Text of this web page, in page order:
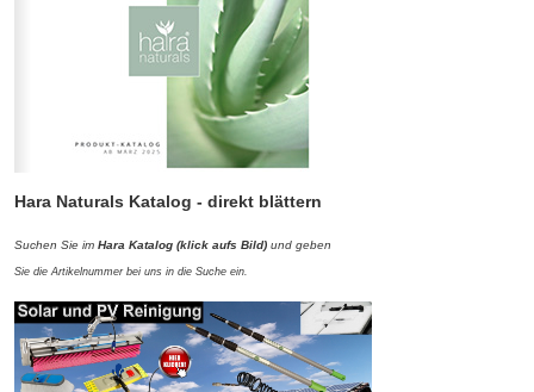
Hara Naturals Katalog - direkt blättern
Suchen Sie im Hara Katalog (klick aufs Bild) und geben
Sie die Artikelnummer bei uns in die Suche ein.